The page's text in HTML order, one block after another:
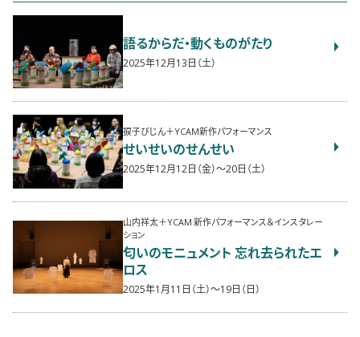
語るからだ・動くものがたり
2025年12月13日（土）
捩子ぴじん＋YCAM新作パフォーマンス
せいせいのせんせい
2025年12月12日（金）〜20日（土）
山内祥太＋YCAM 新作パフォーマンス＆インスタレー
ション
匂いのモニュメント 忘れ去られたエ
ロス
2025年1月11日（土）〜19日（日）